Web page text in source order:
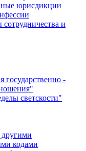
юрисдикции
и
государственно -
светскости"
кодами